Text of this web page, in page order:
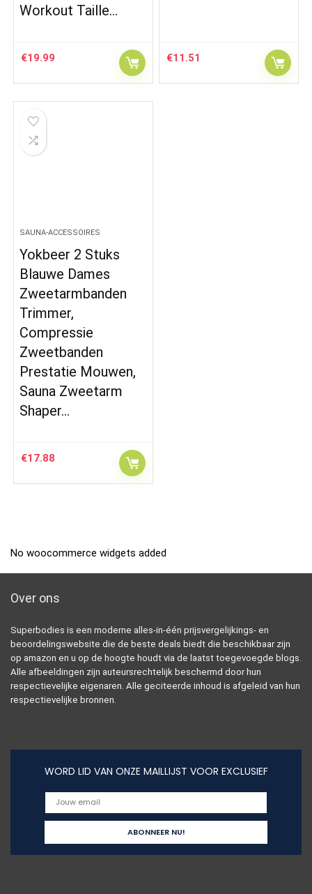
Workout Taille…
€19.99 €11.51
SAUNA-ACCESSOIRES
Yokbeer 2 Stuks
Blauwe Dames
Zweetarmbanden
Trimmer,
Compressie
Zweetbanden
Prestatie Mouwen,
Sauna Zweetarm
Shaper…
€17.88
No woocommerce widgets added
Over ons
Superbodies is een moderne alles-in-één prijsvergelijkings- en
beoordelingswebsite die de beste deals biedt die beschikbaar zijn
op amazon en u op de hoogte houdt via de laatst toegevoegde blogs.
Alle afbeeldingen zijn auteursrechtelijk beschermd door hun
respectievelijke eigenaren. Alle geciteerde inhoud is afgeleid van hun
respectievelijke bronnen.
WORD LID VAN ONZE MAILLIJST VOOR EXCLUSIEF